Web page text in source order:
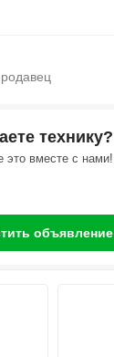
технику?
это вместе с нами!
объявление